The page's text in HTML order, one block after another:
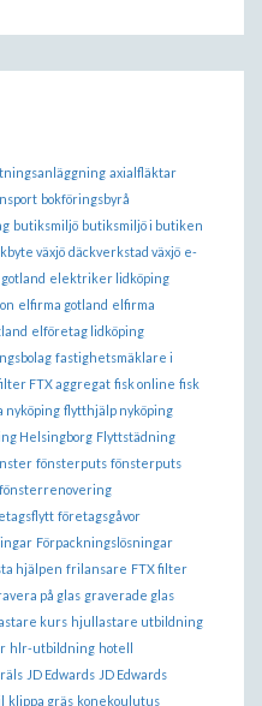
axialfläktar
bokföringsbyrå
butiksmiljö butiksmiljö i butiken
växjö däckverkstad växjö e-
elektriker lidköping
elfirma gotland elfirma
elföretag lidköping
fastighetsmäklare i
FTX aggregat fisk online fisk
nyköping flytthjälp nyköping
Helsingborg Flyttstädning
fönsterputs fönsterputs
fönsterrenovering
företagsgåvor
Förpackningslösningar
hjälpen frilansare FTX filter
på glas graverade glas
kurs hjullastare utbildning
hlr-utbildning hotell
JD Edwards JD Edwards
klippa gräs konekoulutus